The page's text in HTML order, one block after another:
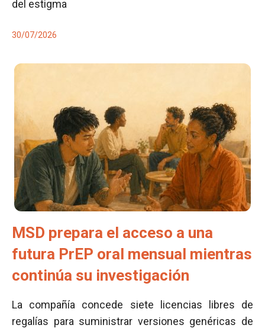
del estigma
30/07/2026
MSD prepara el acceso a una
futura PrEP oral mensual mientras
continúa su investigación
La compañía concede siete licencias libres de
regalías para suministrar versiones genéricas de